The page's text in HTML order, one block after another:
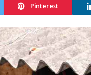
Pinterest